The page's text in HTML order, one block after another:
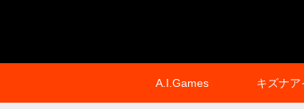
A.I.Games キズナア